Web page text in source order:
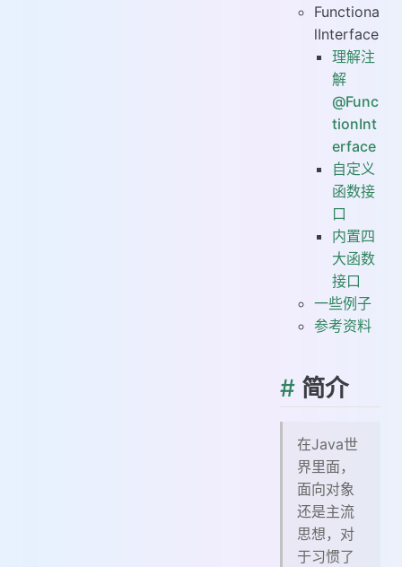
Functiona
lInterface
理解注
解
@Func
tionInt
erface
自定义
函数接
口
内置四
大函数
接口
一些例子
参考资料
# 简介
在Java世
界里面，
面向对象
还是主流
思想，对
于习惯了